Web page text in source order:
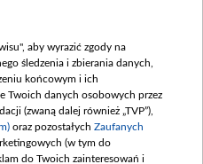
wewnętrznych
aby wyrazić zgody na
śledzenia i zbierania danych,
końcowym i ich
Twoich danych osobowych przez
(zwaną dalej również „TVP”),
oraz pozostałych Zaufanych
(w tym do
do Twoich zainteresowań i